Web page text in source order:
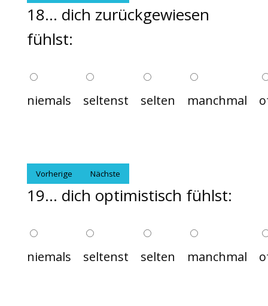
18... dich zurückgewiesen
fühlst:
niemals seltenst selten manchmal
Vorherige Nächste
19... dich optimistisch fühlst:
niemals seltenst selten manchmal